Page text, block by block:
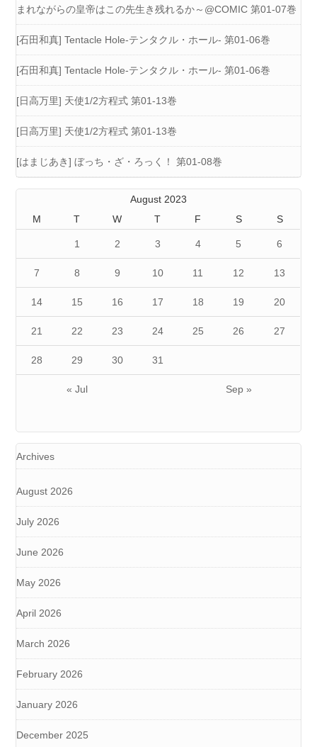
まれながらの皇帝はこの先生き残れるか～@COMIC 第01-07巻
[石田和真] Tentacle Hole-テンタクル・ホール- 第01-06巻
[石田和真] Tentacle Hole-テンタクル・ホール- 第01-06巻
[日高万里] 天使1/2方程式 第01-13巻
[日高万里] 天使1/2方程式 第01-13巻
[はまじあき] ぼっち・ざ・ろっく！ 第01-08巻
August 2023
M
T W T F S S
« Jul Sep »
1 2 3 4 5 6
7 8 9 10 11 12 13
14 15 16 17 18 19 20
21 22 23 24 25 26 27
28 29 30 31
Archives
August 2026
July 2026
June 2026
May 2026
April 2026
March 2026
February 2026
January 2026
December 2025